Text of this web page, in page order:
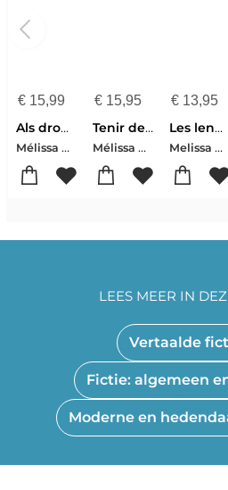
€15,99
Als dromen fluisteren
Mélissa Da Costa
€15,95
Tenir debout
Mélissa Da Costa
€ 13,95
Les lendemains
Melissa Da Costa
Vertaalde
Fictie: algemeen
Moderne en
LEES MEER IN